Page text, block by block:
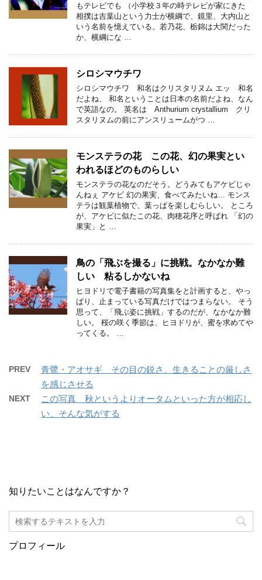
もテレビでも （小学校３年の時テレビが家にきた
相撲は吉葉山という力士が横綱で、鏡里、大内山と
いう名前を憶えている。若乃花、栃錦は大関だった
か、横綱にな …
シロシマウチワ
シロシマウチワ 和名はクリスタリヌム エッ 和名
だよね、 和名ということは日本の名前だよね、なん
で英語なの。 英名は Anthurium crystallium クリ
スタリヌムの前にアンスリュームがつ …
モンステラの花 この花、幻の果実とい
われるほどのものらしい
モンステラの花なのだそう。どうみてもアケビじゃ
んねぇ アケビ 幻の果実、食べてみたいね… モンス
テラは観葉植物で、葉っぱを楽しむらしい。 ところ
が、アケビに似たこの花、肉穂花序と呼ばれ 「幻の
果実」と …
鳥の「飛ぶを撮る」に挑戦。なかなか難
しい 粘るしかないね
ヒヨドリで電子書籍の写真集をと計画すると、やっ
ぱり、止まっている写真だけではつまらない。 そう
思って、「飛ぶ姿に挑戦」するのだが、なかなか難
しい。 桜の咲く季節は、ヒヨドリが、蜜を求めてや
ってくる。 …
PREV
青鷺・アオサギ その目の鋭さ、生きることの厳しさ
を感じさせる
NEXT
この写真 秋というよりオータムといった方が相応し
い、そんな気がする
知りたいことはなんですか？
プロフィール